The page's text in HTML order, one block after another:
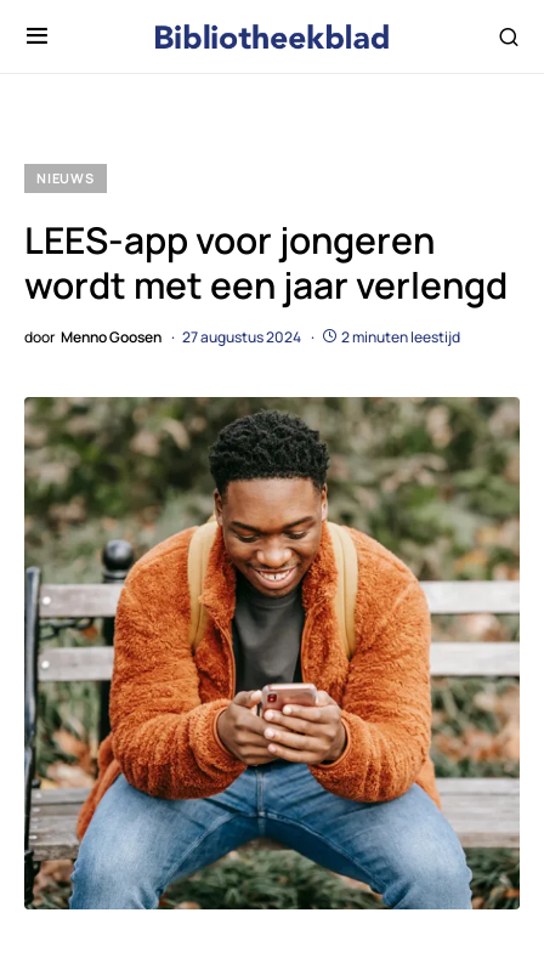
NIEUWS
LEES-app voor jongeren
wordt met een jaar verlengd
door Menno Goosen 27 augustus 2024 2 minuten leestijd